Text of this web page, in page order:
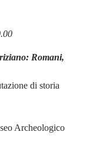
Romani,
di storia
Archeologico